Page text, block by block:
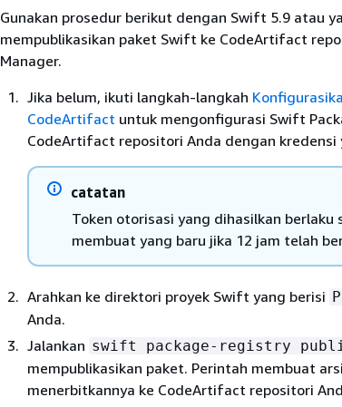
Gunakan prosedur berikut dengan Swift 5.9 atau
mempublikasikan paket Swift ke CodeArtifact
Manager.
Jika belum, ikuti langkah-langkah
CodeArtifact untuk mengonfigurasi Swift
CodeArtifact repositori Anda dengan kredensi
catatan
Token otorisasi yang dihasilkan berlaku
membuat yang baru jika 12 jam telah
Arahkan ke direktori proyek Swift yang berisi
Anda.
Jalankan swift package-registry
mempublikasikan paket. Perintah membuat
menerbitkannya ke CodeArtifact repositori